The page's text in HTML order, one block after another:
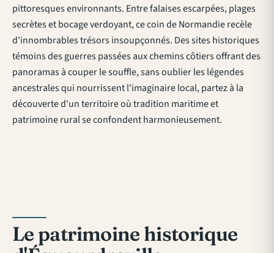
pittoresques environnants. Entre falaises escarpées, plages
secrètes et bocage verdoyant, ce coin de Normandie recèle
d'innombrables trésors insoupçonnés. Des sites historiques
témoins des guerres passées aux chemins côtiers offrant des
panoramas à couper le souffle, sans oublier les légendes
ancestrales qui nourrissent l'imaginaire local, partez à la
découverte d'un territoire où tradition maritime et
patrimoine rural se confondent harmonieusement.
Le patrimoine historique